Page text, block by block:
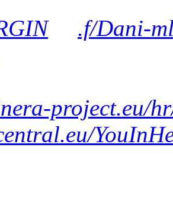
.f/Dani-
project.eu/